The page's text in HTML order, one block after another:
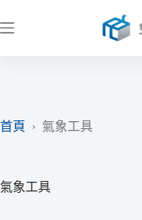
至
首頁
› 氣象工具
氣象工具